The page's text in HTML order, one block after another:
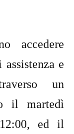
accedere
e
un
il martedì
ed il